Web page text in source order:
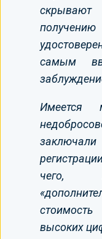
самым
Имеется
чего,
высоких